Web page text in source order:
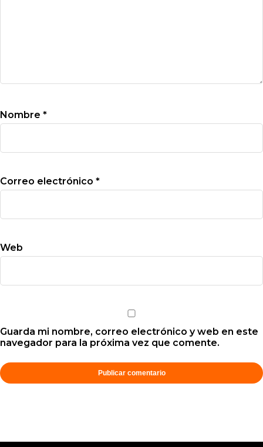
Nombre *
Correo electrónico *
Web
Guarda mi nombre, correo electrónico y web en este
navegador para la próxima vez que comente.